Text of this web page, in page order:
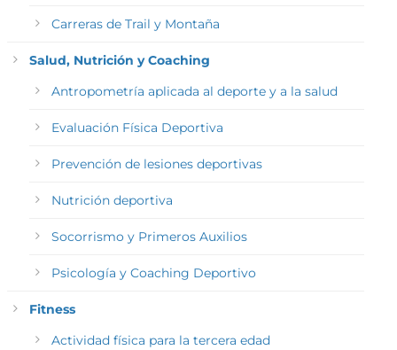
Carreras de Trail y Montaña
Salud, Nutrición y Coaching
Antropometría aplicada al deporte y a la salud
Evaluación Física Deportiva
Prevención de lesiones deportivas
Nutrición deportiva
Socorrismo y Primeros Auxilios
Psicología y Coaching Deportivo
Fitness
Actividad física para la tercera edad